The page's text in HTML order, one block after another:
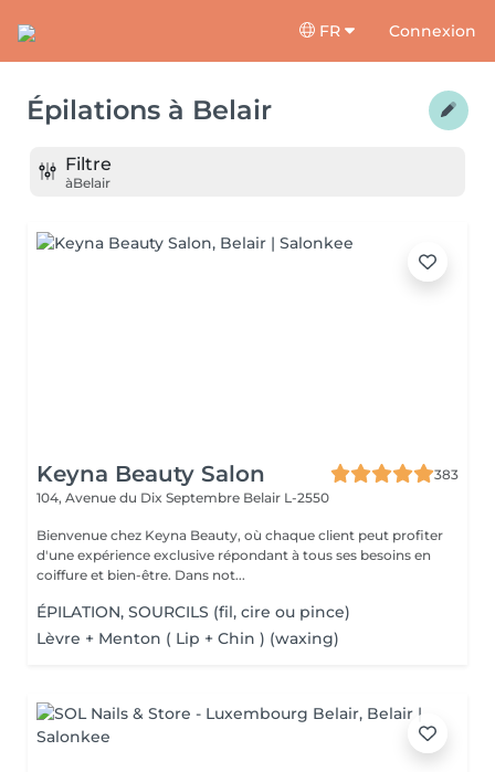
FR Connexion
Épilations à Belair
Filtre
àBelair
Keyna Beauty Salon
383
104, Avenue du Dix Septembre Belair L-2550
Bienvenue chez Keyna Beauty, où chaque client peut profiter
d'une expérience exclusive répondant à tous ses besoins en
coiffure et bien-être. Dans not...
ÉPILATION, SOURCILS (fil, cire ou pince)
Lèvre + Menton ( Lip + Chin ) (waxing)